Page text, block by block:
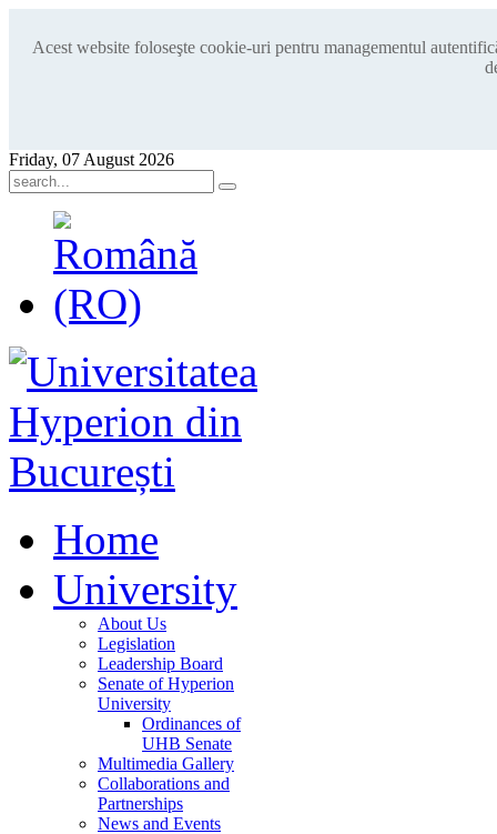
Acest website foloseşte cookie-uri pentru managementul
Friday, 07 August 2026
Home
University
About Us
Legislation
Leadership Board
Senate of Hyperion
University
Ordinances of
UHB Senate
Multimedia Gallery
Collaborations and
Partnerships
News and Events